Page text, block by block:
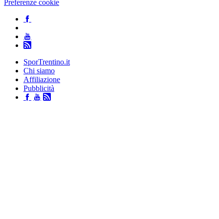
Preferenze cookie
SporTrentino.it
Chi siamo
Affiliazione
Pubblicità